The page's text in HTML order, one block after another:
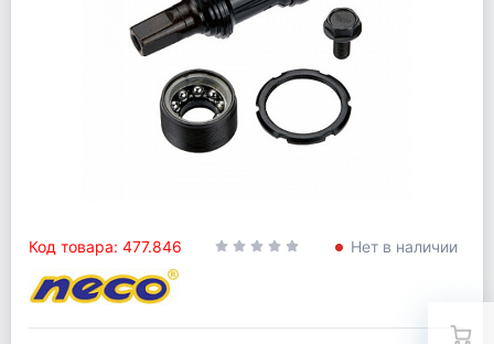
Код товара: 477.846 Нет в наличии